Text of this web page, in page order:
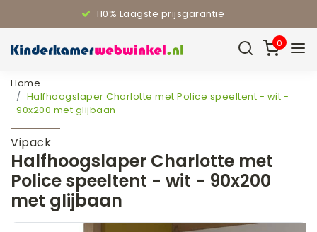
110% Laagste prijsgarantie
0
Home
Halfhoogslaper Charlotte met Police speeltent - wit -
90x200 met glijbaan
Vipack
Halfhoogslaper Charlotte met
Police speeltent - wit - 90x200
met glijbaan